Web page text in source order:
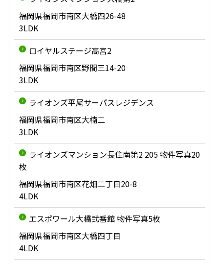
福岡県福岡市南区大橋四26-48
3LDK
ロイヤルステージ高宮2
福岡県福岡市南区野間三14-20
3LDK
ライオンズ平尾サーパスレジデンス
福岡県福岡市南区大楠二
3LDK
ライオンズマンション長住南第2 205 物件写真20
枚
福岡県福岡市南区花畑二丁目20-8
4LDK
エスポワール大橋弐番館 物件写真5枚
福岡県福岡市南区大橋四丁目
4LDK